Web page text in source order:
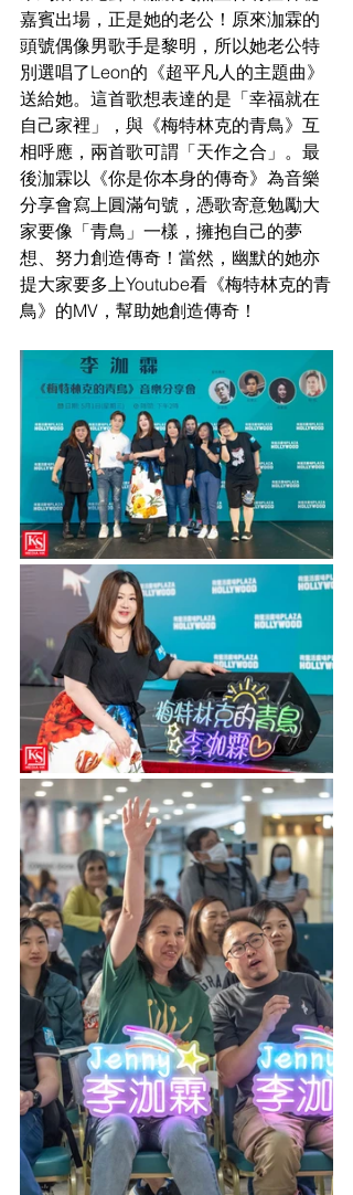
嘉賓出場，正是她的老公！原來泇霖的
頭號偶像男歌手是黎明，所以她老公特
別選唱了Leon的《超平凡人的主題曲》
送給她。這首歌想表達的是「幸福就在
自己家裡」，與《梅特林克的青鳥》互
相呼應，兩首歌可謂「天作之合」。最
後泇霖以《你是你本身的傳奇》為音樂
分享會寫上圓滿句號，憑歌寄意勉勵大
家要像「青鳥」一樣，擁抱自己的夢
想、努力創造傳奇！當然，幽默的她亦
提大家要多上Youtube看《梅特林克的青
鳥》的MV，幫助她創造傳奇！